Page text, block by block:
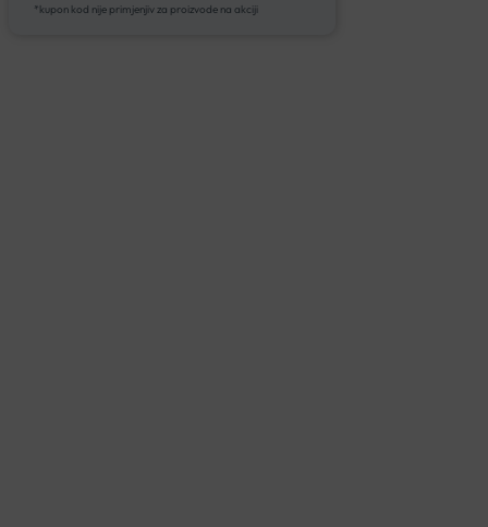
*kupon kod nije primjenjiv za proizvode na akciji